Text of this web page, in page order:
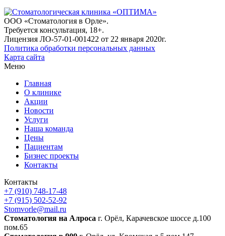
ООО «Стоматология в Орле».
Требуется консультация, 18+.
Лицензия ЛО-57-01-001422 от 22 января 2020г.
Политика обработки персональных данных
Карта сайта
Меню
Главная
О клинике
Акции
Новости
Услуги
Наша команда
Цены
Пациентам
Бизнес проекты
Контакты
Контакты
+7 (910) 748-17-48
+7 (915) 502-52-92
Stomvorle@mail.ru
Cтоматология на Алроса г. Орёл, Карачевское шоссе д.100
пом.65